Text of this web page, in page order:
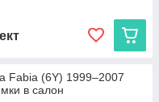
що гарантує високу
і комфортом на
Fabia (6Y) 1999–2007
в салон